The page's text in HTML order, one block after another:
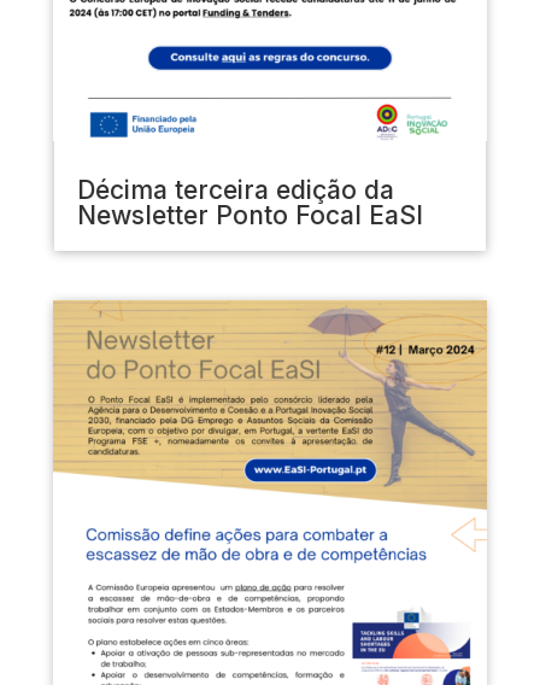
Décima terceira edição da
Newsletter Ponto Focal EaSI